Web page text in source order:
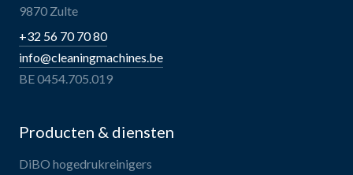
9870 Zulte
+32 56 70 70 80
info@cleaningmachines.be
BE 0454.705.019
Producten & diensten
DiBO hogedrukreinigers